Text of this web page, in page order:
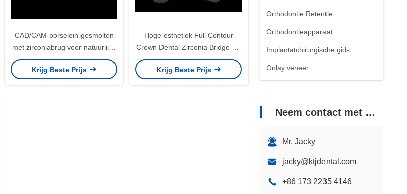
Orthodontie Retentie
Orthodontieapparaat
Implantatchirurgische gids
Onlay veneer
Neem contact met ons op
Mr. Jacky
jacky@ktjdental.com
+86 173 2235 4146
CAD/CAM-porselein gesmolten
met zirconiabrug voor natuurlijke
restauratie
Krijg Beste Prijs
Hoge esthetiek Full Contour
Crown Dental Zirconia Bridge CE
en FDA goedkeuring
Krijg Beste Prijs